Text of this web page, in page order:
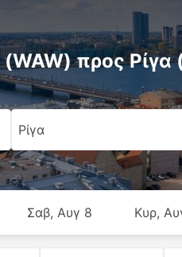
προς Ρίγα
Ρίγα
Σαβ, Αυγ 8 Κυρ,